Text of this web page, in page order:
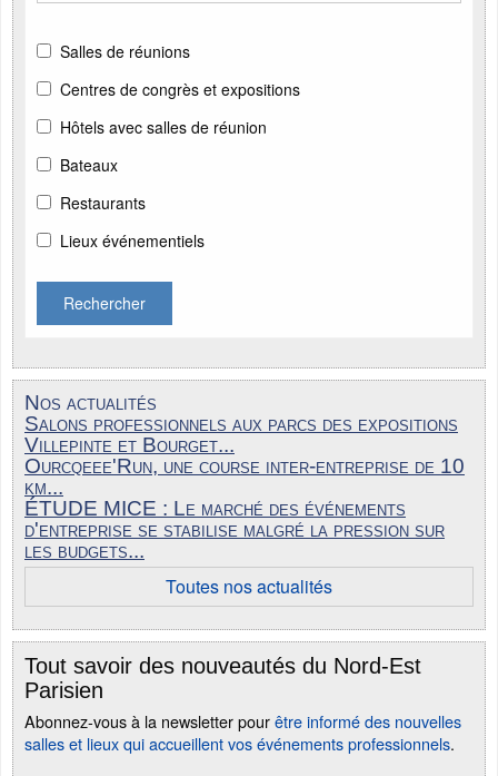
Salles de réunions
Centres de congrès et expositions
Hôtels avec salles de réunion
Bateaux
Restaurants
Lieux événementiels
Rechercher
Nos actualités
Salons professionnels aux parcs des expositions
Villepinte et Bourget...
Ourcqeee'Run, une course inter-entreprise de 10
km...
ÉTUDE MICE : Le marché des événements
d'entreprise se stabilise malgré la pression sur
les budgets...
Toutes nos actualités
Tout savoir des nouveautés du Nord-Est
Parisien
Abonnez-vous à la newsletter pourêtre informé des nouvelles
salles et lieux qui accueillent vos événements professionnels.